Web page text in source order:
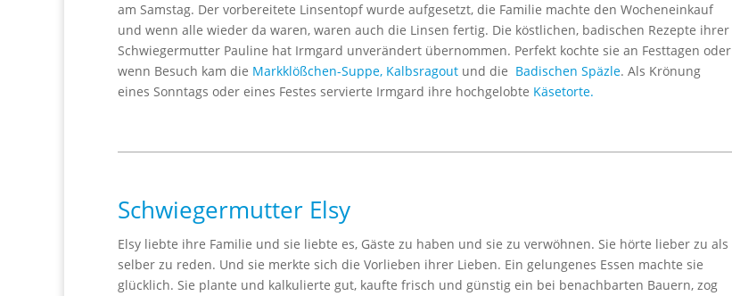
am Samstag. Der vorbereitete Linsentopf wurde aufgesetzt, die Familie machte den Wocheneinkauf
und wenn alle wieder da waren, waren auch die Linsen fertig. Die köstlichen, badischen Rezepte ihrer
Schwiegermutter Pauline hat Irmgard unverändert übernommen. Perfekt kochte sie an Festtagen oder
wenn Besuch kam die Markklößchen-Suppe, Kalbsragout und die Badischen Späzle. Als Krönung
eines Sonntags oder eines Festes servierte Irmgard ihre hochgelobte Käsetorte.
Schwiegermutter Elsy
Elsy liebte ihre Familie und sie liebte es, Gäste zu haben und sie zu verwöhnen. Sie hörte lieber zu als
selber zu reden. Und sie merkte sich die Vorlieben ihrer Lieben. Ein gelungenes Essen machte sie
glücklich. Sie plante und kalkulierte gut, kaufte frisch und günstig ein bei benachbarten Bauern, zog